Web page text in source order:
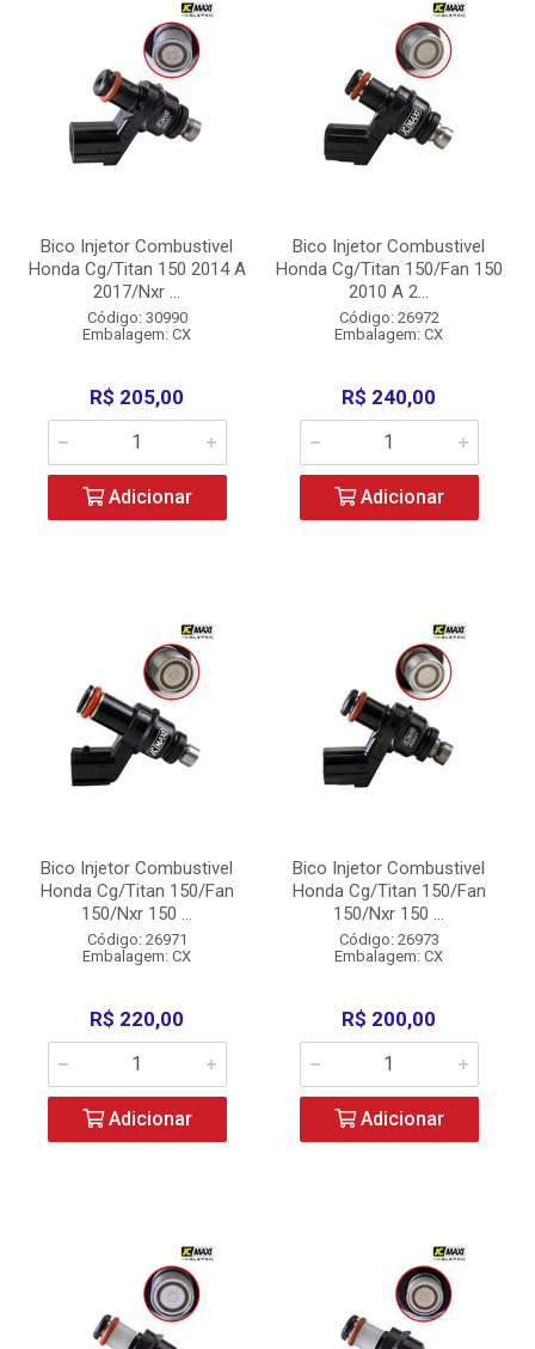
Bico Injetor Combustivel
Honda Cg/Titan 150 2014 A
2017/Nxr ...
Código: 30990
Embalagem: CX
R$ 205,00
Adicionar
Bico Injetor Combustivel
Honda Cg/Titan 150/Fan 150
2010 A 2...
Código: 26972
Embalagem: CX
R$ 240,00
Adicionar
Bico Injetor Combustivel
Honda Cg/Titan 150/Fan
150/Nxr 150 ...
Código: 26971
Embalagem: CX
R$ 220,00
Adicionar
Bico Injetor Combustivel
Honda Cg/Titan 150/Fan
150/Nxr 150 ...
Código: 26973
Embalagem: CX
R$ 200,00
Adicionar